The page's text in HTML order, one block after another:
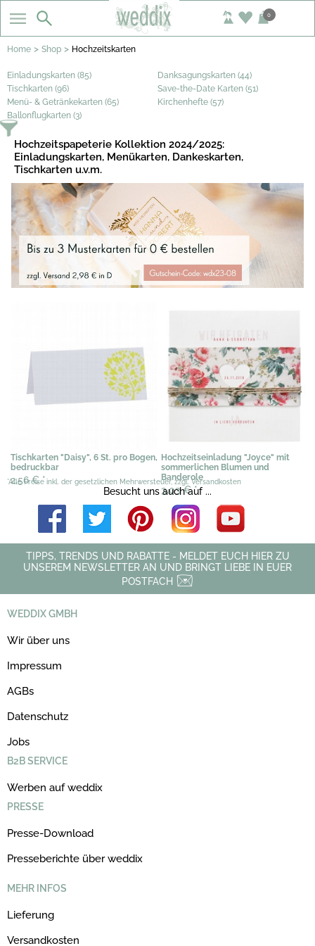
0
Home > Shop > Hochzeitskarten
Einladungskarten (85)
Danksagungskarten (44)
Tischkarten (96)
Save-the-Date Karten (51)
Menü- & Getränkekarten (65)
Kirchenhefte (57)
Ballonflugkarten (3)
Hochzeitspapeterie Kollektion 2024/2025:
Einladungskarten, Menükarten, Dankeskarten,
Tischkarten u.v.m.
Tischkarten "Daisy", 6 St. pro Bogen,
bedruckbar
2,56 €*
Hochzeitseinladung "Joyce" mit
sommerlichen Blumen und
Banderole
3,03 €*
*Alle Preise inkl. der gesetzlichen Mehrwersteuer, zzgl. Versandkosten
Besucht uns auch auf ...
TIPPS, TRENDS UND RABATTE - MELDET EUCH HIER ZU
UNSEREM NEWSLETTER AN UND BRINGT LIEBE IN EUER
POSTFACH
WEDDIX GMBH
Wir über uns
Impressum
AGBs
Datenschutz
Jobs
B2B SERVICE
Werben auf weddix
PRESSE
Presse-Download
Presseberichte über weddix
MEHR INFOS
Lieferung
Versandkosten